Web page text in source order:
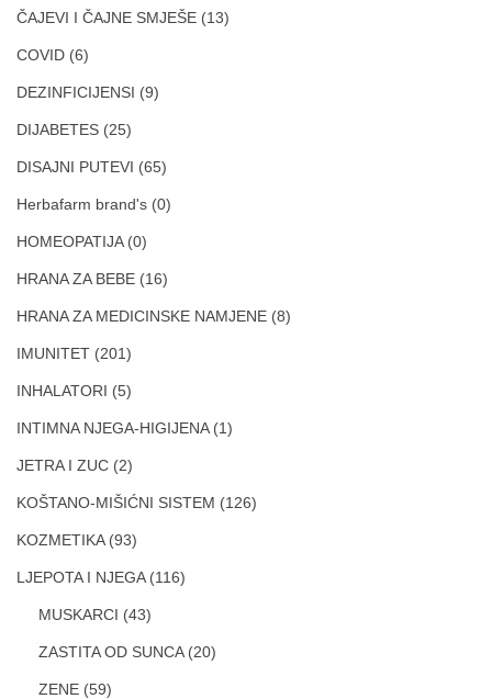
ČAJEVI I ČAJNE SMJEŠE (13)
COVID (6)
DEZINFICIJENSI (9)
DIJABETES (25)
DISAJNI PUTEVI (65)
Herbafarm brand's (0)
HOMEOPATIJA (0)
HRANA ZA BEBE (16)
HRANA ZA MEDICINSKE NAMJENE (8)
IMUNITET (201)
INHALATORI (5)
INTIMNA NJEGA-HIGIJENA (1)
JETRA I ZUC (2)
KOŠTANO-MIŠIĆNI SISTEM (126)
KOZMETIKA (93)
LJEPOTA I NJEGA (116)
MUSKARCI (43)
ZASTITA OD SUNCA (20)
ZENE (59)